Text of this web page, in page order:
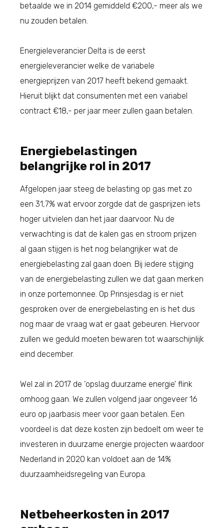
betaalde we in 2014 gemiddeld €200,- meer als we
nu zouden betalen.
Energieleverancier Delta is de eerst
energieleverancier welke de variabele
energieprijzen van 2017 heeft bekend gemaakt.
Hieruit blijkt dat consumenten met een variabel
contract €18,- per jaar meer zullen gaan betalen.
Energiebelastingen
belangrijke rol in 2017
Afgelopen jaar steeg de belasting op gas met zo
een 31,7% wat ervoor zorgde dat de gasprijzen iets
hoger uitvielen dan het jaar daarvoor. Nu de
verwachting is dat de kalen gas en stroom prijzen
al gaan stijgen is het nog belangrijker wat de
energiebelasting zal gaan doen. Bij iedere stijging
van de energiebelasting zullen we dat gaan merken
in onze portemonnee. Op Prinsjesdag is er niet
gesproken over de energiebelasting en is het dus
nog maar de vraag wat er gaat gebeuren. Hiervoor
zullen we geduld moeten bewaren tot waarschijnlijk
eind december.
Wel zal in 2017 de ‘opslag duurzame energie’ flink
omhoog gaan. We zullen volgend jaar ongeveer 16
euro op jaarbasis meer voor gaan betalen. Een
voordeel is dat deze kosten zijn bedoelt om weer te
investeren in duurzame energie projecten waardoor
Nederland in 2020 kan voldoet aan de 14%
duurzaamheidsregeling van Europa.
Netbeheerkosten in 2017